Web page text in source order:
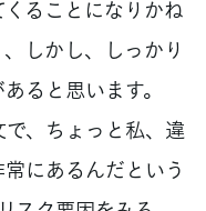
ることになりかね
しかし、しっかり
ると思います。
、ちょっと私、違
にあるんだという